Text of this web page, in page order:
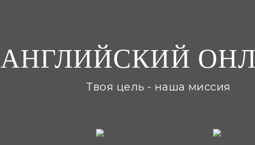
АНГЛИЙСКИЙ
Твоя цель - наша миссия